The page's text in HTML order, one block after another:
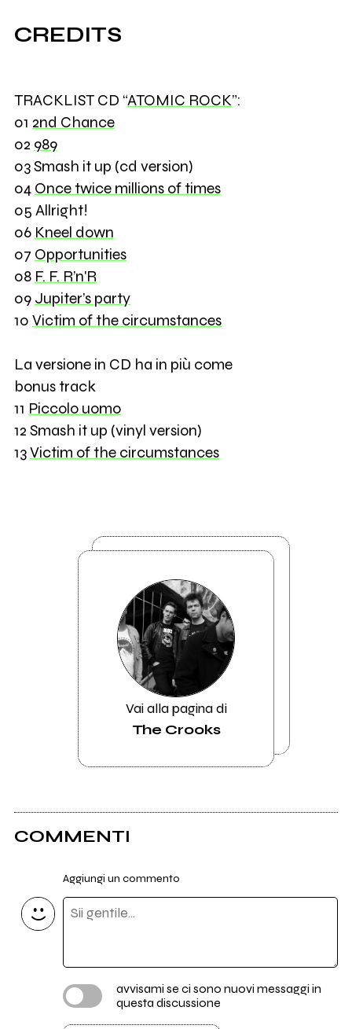
CREDITS
TRACKLIST CD “ATOMIC ROCK”:
01 2nd Chance
02 989
03 Smash it up (cd version)
04 Once twice millions of times
05 Allright!
06 Kneel down
07 Opportunities
08 F. F. R’n'R
09 Jupiter’s party
10 Victim of the circumstances
La versione in CD ha in più come
bonus track
11 Piccolo uomo
12 Smash it up (vinyl version)
13Victim of the circumstances
Vai alla pagina di
The Crooks
COMMENTI
Aggiungi un commento
avvisami se ci sono nuovi messaggi in
questa discussione